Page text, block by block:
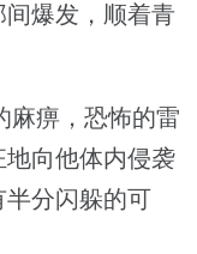
爆发，顺着青
痹，恐怖的雷
向他体内侵袭
分闪躲的可